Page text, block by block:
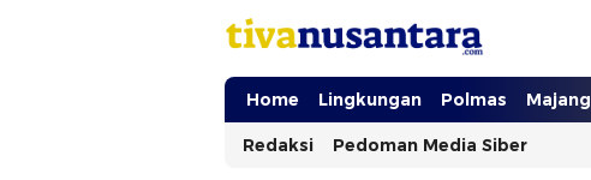
tivanusantara.com
Berita Nusantara
Home Lingkungan Polmas Majang
Redaksi Pedoman Media Siber